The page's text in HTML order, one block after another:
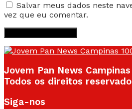
Salvar meus dados neste
vez que eu comentar.
Jovem Pan News
Todos os direitos
Siga-nos